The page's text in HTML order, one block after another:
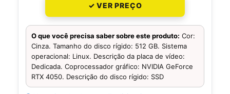
✓ VER PREÇO
O que você precisa saber sobre este produto: Cor:
Cinza. Tamanho do disco rígido: 512 GB. Sistema
operacional: Linux. Descrição da placa de vídeo:
Dedicada. Coprocessador gráfico: NVIDIA GeForce
RTX 4050. Descrição do disco rígido: SSD